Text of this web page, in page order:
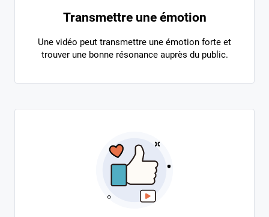
Transmettre une émotion
Une vidéo peut transmettre une émotion forte et
trouver une bonne résonance auprès du public.